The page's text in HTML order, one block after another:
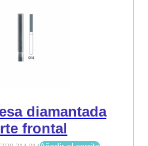
diamantada
frontal